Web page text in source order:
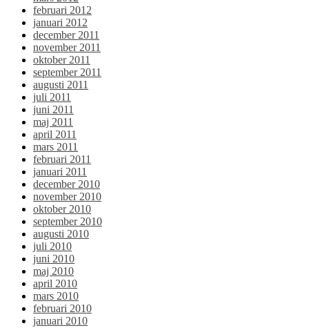
februari 2012
januari 2012
december 2011
november 2011
oktober 2011
september 2011
augusti 2011
juli 2011
juni 2011
maj 2011
april 2011
mars 2011
februari 2011
januari 2011
december 2010
november 2010
oktober 2010
september 2010
augusti 2010
juli 2010
juni 2010
maj 2010
april 2010
mars 2010
februari 2010
januari 2010